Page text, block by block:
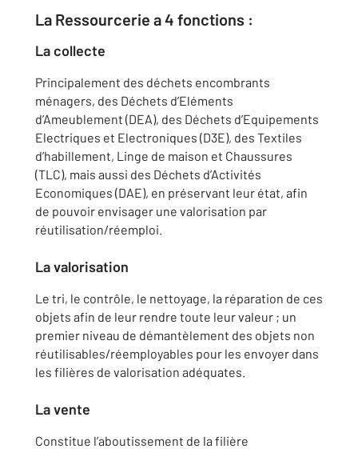
La Ressourcerie a 4 fonctions :
La collecte
Principalement des déchets encombrants
ménagers, des Déchets d’Eléments
d’Ameublement (DEA), des Déchets d’Equipements
Electriques et Electroniques (D3E), des Textiles
d’habillement, Linge de maison et Chaussures
(TLC), mais aussi des Déchets d’Activités
Economiques (DAE), en préservant leur état, afin
de pouvoir envisager une valorisation par
réutilisation/réemploi.
La valorisation
Le tri, le contrôle, le nettoyage, la réparation de ces
objets afin de leur rendre toute leur valeur ; un
premier niveau de démantèlement des objets non
réutilisables/réemployables pour les envoyer dans
les filières de valorisation adéquates.
La vente
Constitue l’aboutissement de la filière